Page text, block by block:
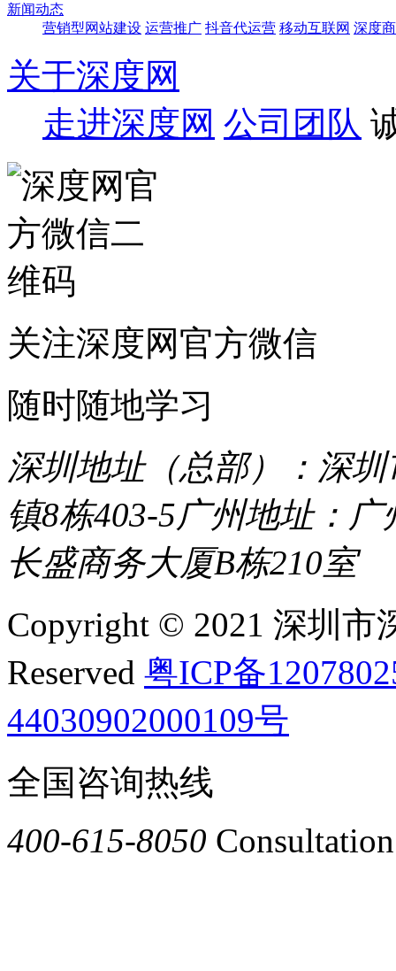
新闻动态
营销型网站建设 运营推广 抖音代运营 移动互联网 深度
关于深度网
走进深度网 公司团队
关注深度网官方微信
随时随地学习
深圳地址（总部）：深
镇8栋403-5广州地址：
长盛商务大厦B栋210室
Copyright © 2021 深圳市
Reserved 粤ICP备
44030902000109号
全国咨询热线
400-615-8050